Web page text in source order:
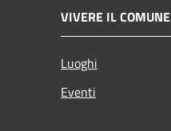
VIVERE IL COMUNE
Luoghi
Eventi